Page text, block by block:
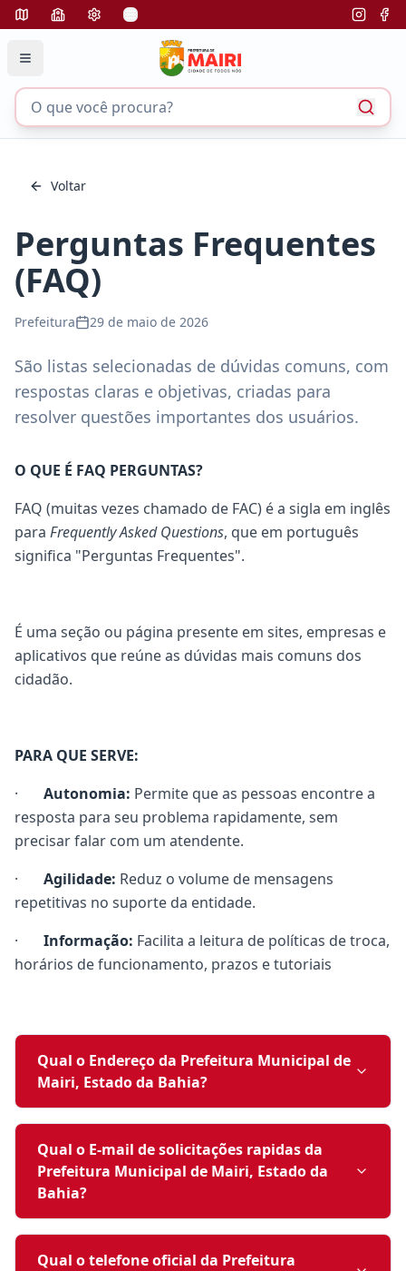
Voltar
Perguntas Frequentes
(FAQ)
Prefeitura 29 de maio de 2026
São listas selecionadas de dúvidas comuns, com
respostas claras e objetivas, criadas para
resolver questões importantes dos usuários.
O QUE É FAQ PERGUNTAS?
FAQ (muitas vezes chamado de FAC) é a sigla em inglês
para Frequently Asked Questions, que em português
significa "Perguntas Frequentes".
É uma seção ou página presente em sites, empresas e
aplicativos que reúne as dúvidas mais comuns dos
cidadão.
PARA QUE SERVE:
· Autonomia: Permite que as pessoas encontre a
resposta para seu problema rapidamente, sem
precisar falar com um atendente.
· Agilidade: Reduz o volume de mensagens
repetitivas no suporte da entidade.
· Informação: Facilita a leitura de políticas de troca,
horários de funcionamento, prazos e tutoriais
Qual o Endereço da Prefeitura Municipal de
Mairi, Estado da Bahia?
Qual o E-mail de solicitações rapidas da
Prefeitura Municipal de Mairi, Estado da
Bahia?
Qual o telefone oficial da Prefeitura